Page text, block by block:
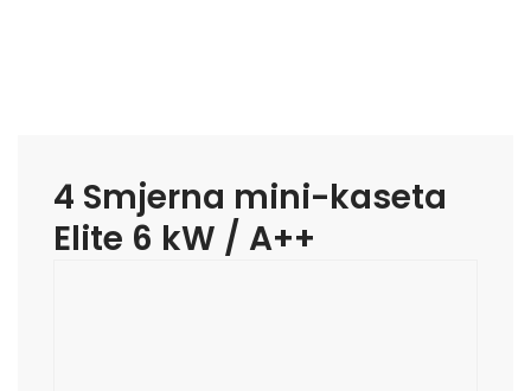
4 Smjerna mini-kaseta
Elite 6 kW / A++